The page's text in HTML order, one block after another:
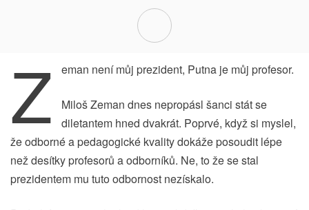
Z eman není můj prezident, Putna je můj profesor.
Miloš Zeman dnes nepropásl šanci stát se
diletantem hned dvakrát. Poprvé, když si myslel,
že odborné a pedagogické kvality dokáže posoudit lépe
než desítky profesorů a odborníků. Ne, to že se stal
prezidentem mu tuto odbornost nezískalo.